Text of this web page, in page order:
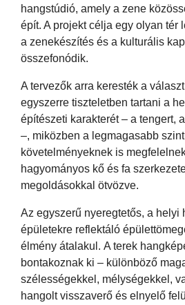
hangstúdió, amely a zene
épít. A projekt célja egy olyan tér
a zenekészítés és a kulturális
összefonódik.
A tervezők arra keresték a
egyszerre tiszteletben tartani a
építészeti karakterét – a tengert,
–, miközben a legmagasabb
követelményeknek is
hagyományos kő és fa
megoldásokkal ötvözve.
Az egyszerű nyeregtetős, a helyi
épületekre reflektáló
élmény átalakul. A terek
bontakoznak ki – különböző
szélességekkel, mélységekkel,
hangolt visszaverő és elnyelő